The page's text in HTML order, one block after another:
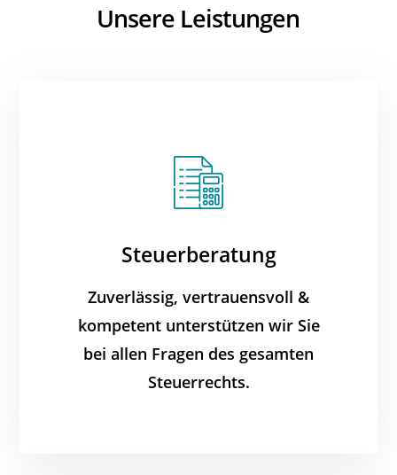
Unsere Leistungen
Steuerberatung
Zuverlässig, vertrauensvoll &
kompetent unterstützen wir Sie
bei allen Fragen des gesamten
Steuerrechts.